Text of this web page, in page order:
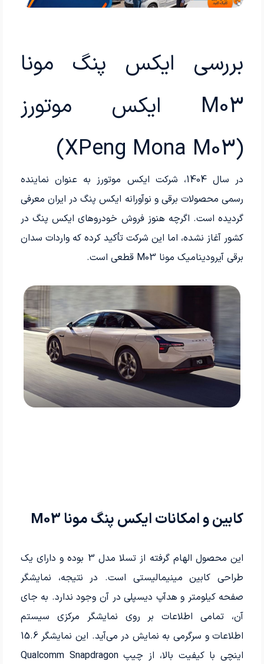
بررسی ایکس پنگ مونا
M03 ایکس موتورز
(XPeng Mona M03)
در سال 1404، شرکت ایکس موتورز به عنوان نماینده
رسمی محصولات برقی و نوآورانه ایکس پنگ در ایران معرفی
گردیده است. اگرچه هنوز فروش خودروهای ایکس پنگ در
کشور آغاز نشده، اما این شرکت تأکید کرده که واردات سدان
برقی آیرودینامیک مونا M03 قطعی است.
کابین و امکانات ایکس پنگ مونا M03
این محصول الهام گرفته از تسلا مدل 3 بوده و دارای یک
طراحی کابین مینیمالیستی است. در نتیجه، نمایشگر
صفحه کیلومتر و هدآپ دیسپلی در آن وجود ندارد. به جای
آن، تمامی اطلاعات بر روی نمایشگر مرکزی سیستم
اطلاعات و سرگرمی به نمایش در می‌آید. این نمایشگر 15.6
اینچی با کیفیت بالا، از چیپ Qualcomm Snapdragon